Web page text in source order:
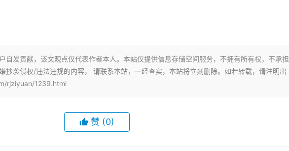
自发贡献，该文观点仅代表作者本人。本站仅提供信息存储空间服务，不拥有所有权，不承担
抄袭侵权/违法违规的内容， 请联系本站，一经查实，本站将立刻删除。如若转载，请注明出
rjziyuan/1239.html
赞 (0)